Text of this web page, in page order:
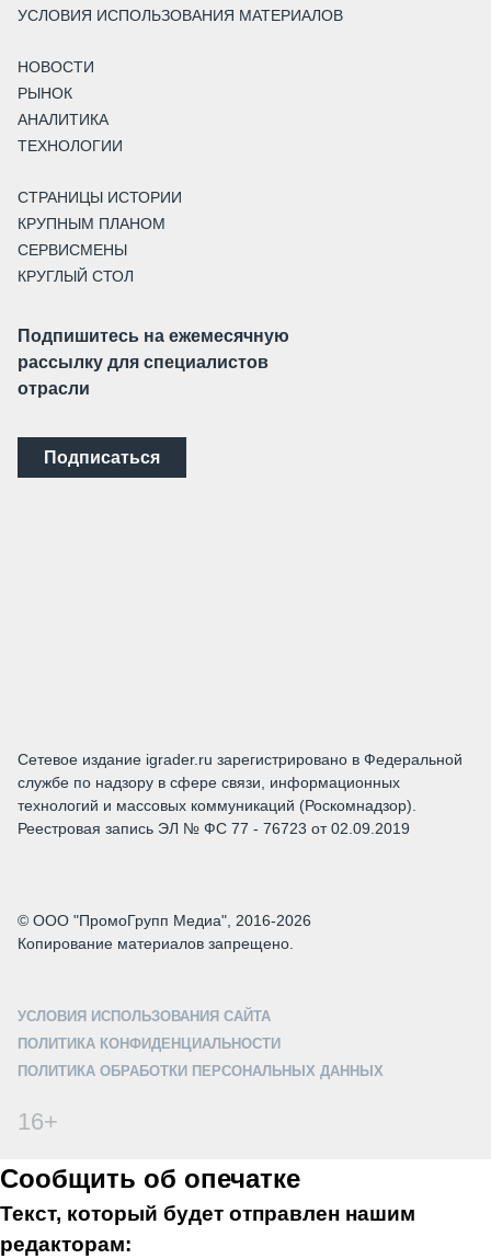
УСЛОВИЯ ИСПОЛЬЗОВАНИЯ МАТЕРИАЛОВ
НОВОСТИ
РЫНОК
АНАЛИТИКА
ТЕХНОЛОГИИ
СТРАНИЦЫ ИСТОРИИ
КРУПНЫМ ПЛАНОМ
СЕРВИСМЕНЫ
КРУГЛЫЙ СТОЛ
Подпишитесь на ежемесячную
рассылку для специалистов
отрасли
Подписаться
Сетевое издание igrader.ru зарегистрировано в Федеральной
службе по надзору в сфере связи, информационных
технологий и массовых коммуникаций (Роскомнадзор).
Реестровая запись ЭЛ № ФС 77 - 76723 от 02.09.2019
© ООО "ПромоГрупп Медиа", 2016-2026
Копирование материалов запрещено.
УСЛОВИЯ ИСПОЛЬЗОВАНИЯ САЙТА
ПОЛИТИКА КОНФИДЕНЦИАЛЬНОСТИ
ПОЛИТИКА ОБРАБОТКИ ПЕРСОНАЛЬНЫХ ДАННЫХ
16+
Сообщить об опечатке
Текст, который будет отправлен нашим
редакторам: